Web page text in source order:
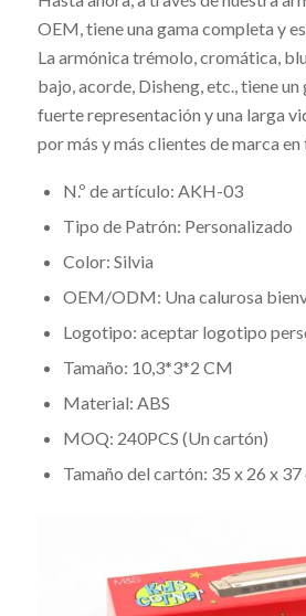
OEM, tiene una gama completa y
La armónica trémolo, cromática,
bajo, acorde, Disheng, etc., tiene un
fuerte representación y una larga
por más y más clientes de marca
N.º de artículo: AKH-03
Tipo de Patrón: Personalizado
Color: Silvia
OEM/ODM: Una calurosa
Logotipo: aceptar logotipo
Tamaño: 10,3*3*2 CM
Material: ABS
MOQ: 240PCS (Un cartón)
Tamaño del cartón: 35 x 26 x 37